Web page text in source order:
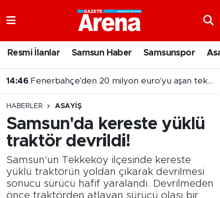
Resmi İlanlar Samsun Haber Samsunspor
14:46 Fenerbahçe'den 20 milyon euro'yu aşan teklif
HABERLER ASAYIŞ
Samsun'da kereste yüklü
traktör devrildi!
Samsun'un Tekkeköy ilçesinde kereste
yüklü traktörün yoldan çıkarak devrilmesi
sonucu sürücü hafif yaralandı. Devrilmeden
önce traktörden atlayan sürücü olası bir
Samsun Namaz Vakitleri
Trafik Durumu
Süper Lig Puan Durumu ve Fikstür
Tüm Manşetler
Son Dakika Haberleri